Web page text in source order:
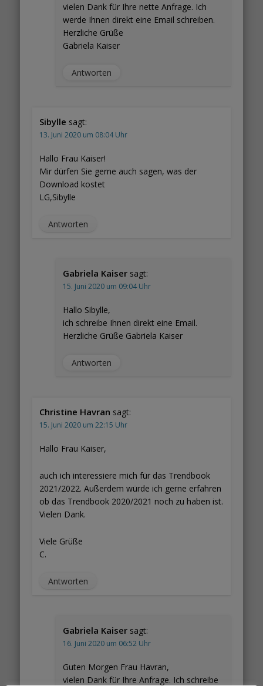
vielen Dank für Ihre nette Anfrage. Ich
werde Ihnen direkt eine Email schreiben.
Herzliche Grüße
Gabriela Kaiser
Antworten
Sibylle sagt:
13. Juni 2020 um 08:04 Uhr
Hallo Frau Kaiser!
Mir dürfen Sie gerne auch sagen, was der
Download kostet
LG,Sibylle
Antworten
Gabriela Kaiser sagt:
15. Juni 2020 um 09:04 Uhr
Hallo Sibylle,
ich schreibe Ihnen direkt eine Email.
Herzliche Grüße Gabriela Kaiser
Antworten
Christine Havran sagt:
15. Juni 2020 um 22:15 Uhr
Hallo Frau Kaiser,
auch ich interessiere mich für das Trendbook
2021/2022. Außerdem würde ich gerne erfahren
ob das Trendbook 2020/2021 noch zu haben ist.
Vielen Dank.
Viele Grüße
C.
Antworten
Gabriela Kaiser sagt:
16. Juni 2020 um 06:52 Uhr
Guten Morgen Frau Havran,
vielen Dank für Ihre Anfrage. Ich schreibe